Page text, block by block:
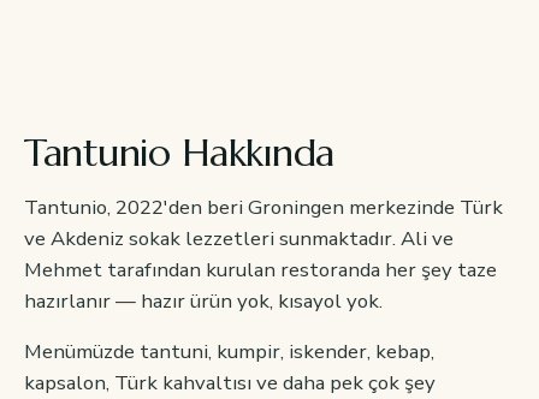
Tantunio Hakkında
Tantunio, 2022'den beri Groningen merkezinde Türk
ve Akdeniz sokak lezzetleri sunmaktadır. Ali ve
Mehmet tarafından kurulan restoranda her şey taze
hazırlanır — hazır ürün yok, kısayol yok.
Menümüzde tantuni, kumpir, iskender, kebap,
kapsalon, Türk kahvaltısı ve daha pek çok şey